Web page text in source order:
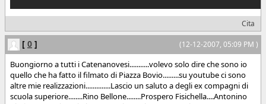
Cita
(12-12-2007, 05:09 PM )
[ 0 ]
Buongiorno a tutti i Catenanovesi...........volevo solo dire che sono io
quello che ha fatto il filmato di Piazza Bovio.........su youtube ci sono
altre mie realizzazioni..............Lascio un saluto a degli ex compagni di
scuola superiore........Rino Bellone........Prospero Fisichella....Antonino